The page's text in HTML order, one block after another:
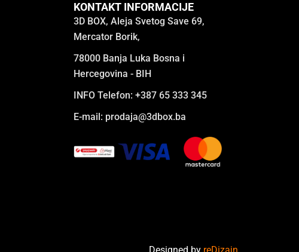
KONTAKT INFORMACIJE
3D BOX, Aleja Svetog Save 69,
Mercator Borik,
78000 Banja Luka Bosna i
Hercegovina - BIH
INFO Telefon: +387 65 333 345
E-mail: prodaja@3dbox.ba